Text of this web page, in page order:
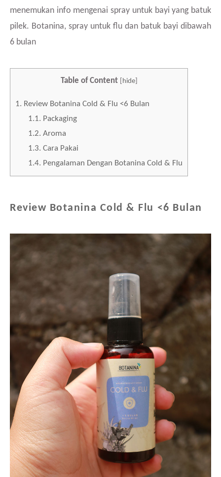
menemukan info mengenai spray untuk bayi yang batuk
pilek. Botanina, spray untuk flu dan batuk bayi dibawah
6 bulan
Table of Content hide]
1. Review Botanina Cold & Flu <6 Bulan
1.1. Packaging
1.2. Aroma
1.3. Cara Pakai
1.4. Pengalaman Dengan Botanina Cold & Flu
Review Botanina Cold & Flu <6 Bulan